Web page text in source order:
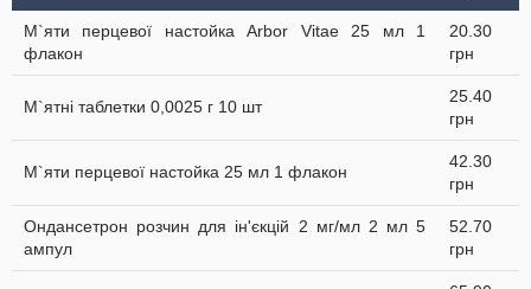
М`яти перцевої настойка Arbor Vitae 25 мл 1
флакон
20.30
грн
М`ятні таблетки 0,0025 г 10 шт
25.40
грн
М`яти перцевої настойка 25 мл 1 флакон
42.30
грн
Ондансетрон розчин для ін'єкцій 2 мг/мл 2 мл 5
ампул
52.70
грн